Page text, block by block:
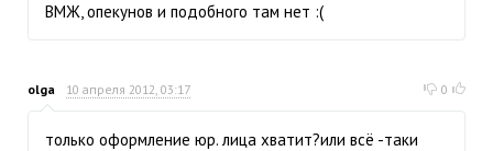
ВМЖ, опекунов и подобного там нет :(
olga 10 апреля 2012, 03:17 0
только оформление юр. лица хватит?или всё -таки